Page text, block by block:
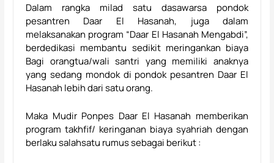
Dalam rangka milad satu dasawarsa pondok
pesantren Daar El Hasanah, juga dalam
melaksanakan program “Daar El Hasanah Mengabdi”,
berdedikasi membantu sedikit meringankan biaya
Bagi orangtua/wali santri yang memiliki anaknya
yang sedang mondok di pondok pesantren Daar El
Hasanah lebih dari satu orang.
Maka Mudir Ponpes Daar El Hasanah memberikan
program takhfif/ keringanan biaya syahriah dengan
berlaku salahsatu rumus sebagai berikut :